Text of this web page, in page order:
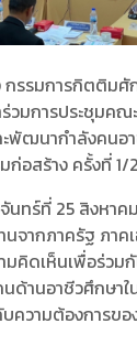
รรมการกิตติมศั
ร่วมการประชุมค
พัฒนากำลังคนอ
อสร้าง ครั้งที่ 1/
นทร์ที่ 25 สิงหา
จากภาครัฐ ภาค
มคิดเห็นเพื่อร่วม
านอาชีวศึกษาใ
ความต้องการขอ